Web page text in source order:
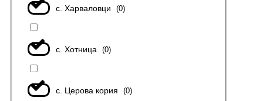
с. Харваловци (0)
с. Хотница (0)
с. Церова кория (0)